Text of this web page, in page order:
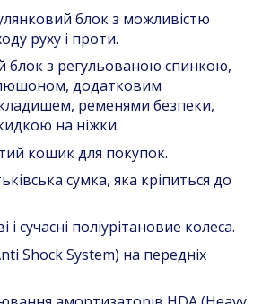
блок з можливістю
руху і проти.
блок з регульованою спинкою,
додатковим
ременями безпеки,
на ніжки.
кошик для покупок.
сумка, яка кріпиться до
сучасні поліурітановие колеса.
Shock System) на передніх